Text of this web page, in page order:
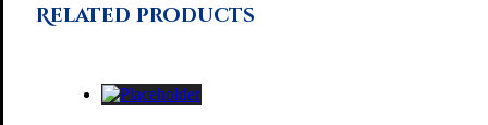
Related products